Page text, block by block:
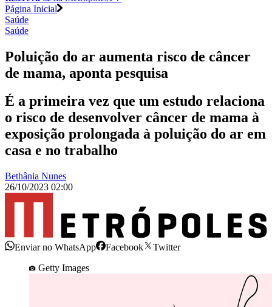
Página Inicial
Saúde
Saúde
Poluição do ar aumenta risco de câncer
de mama, aponta pesquisa
É a primeira vez que um estudo relaciona
o risco de desenvolver câncer de mama à
exposição prolongada à poluição do ar em
casa e no trabalho
Bethânia Nunes
26/10/2023 02:00
Enviar no WhatsApp Facebook
Twitter
Getty Images